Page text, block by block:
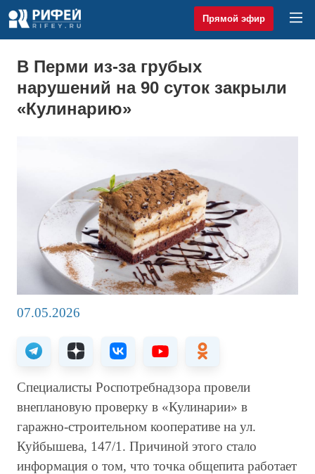
Прямой эфир
В Перми из-за грубых
нарушений на 90 суток закрыли
«Кулинарию»
07.05.2026
Специалисты Роспотребнадзора провели
внеплановую проверку в «Кулинарии» в
гаражно-строительном кооперативе на ул.
Куйбышева, 147/1. Причиной этого стало
информация о том, что точка общепита работает